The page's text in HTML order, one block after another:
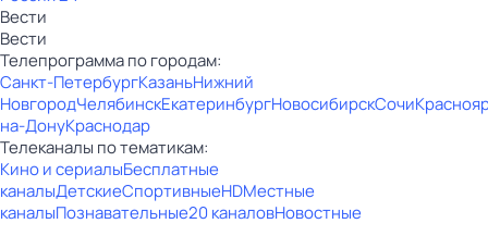
Вести
Вести
Телепрограмма по городам:
Санкт-ПетербургКазаньНижний
НовгородЧелябинскЕкатеринбургНовосибирскСочи
на-ДонуКраснодар
Телеканалы по тематикам:
Кино и сериалыБесплатные
каналыДетскиеСпортивныеHDМестные
каналыПознавательные20 каналовНовостные